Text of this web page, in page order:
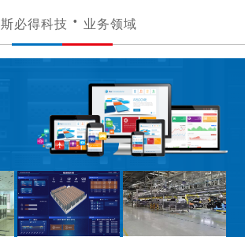
斯必得科技 业务领域